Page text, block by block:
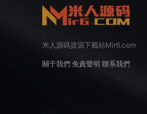
米人源碼資源下載站Mir6.com
關于我們 免責聲明 聯系我們